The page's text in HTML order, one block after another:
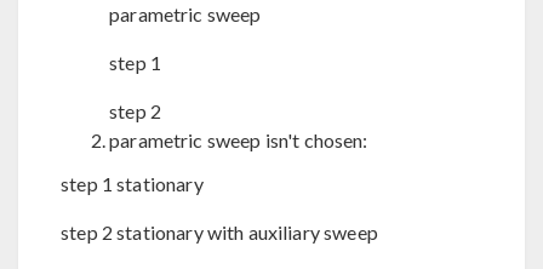
parametric sweep
step 1
step 2
parametric sweep isn't chosen:
step 1 stationary
step 2 stationary with auxiliary sweep